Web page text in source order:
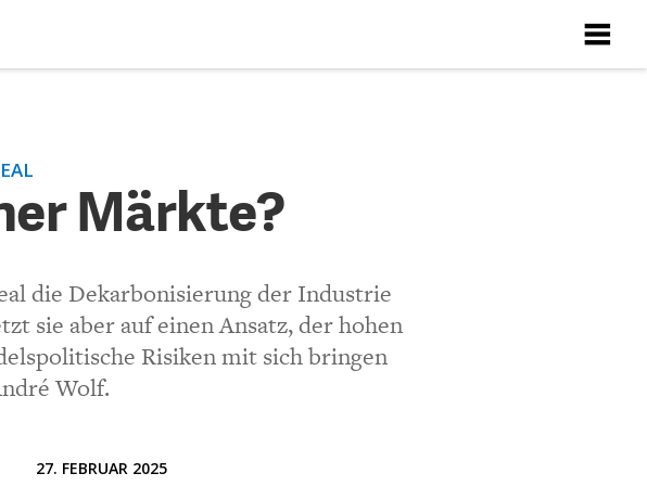
X
X
X
X
Märkte?
die Dekarbonisierung der Industrie
sie aber auf einen Ansatz, der hohen
Risiken mit sich bringen
Wolf.
27. FEBRUAR 2025
X